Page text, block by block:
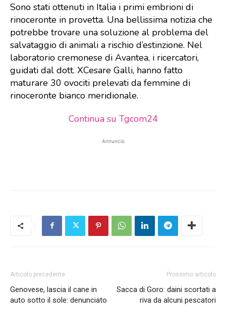
Sono stati ottenuti in Italia i primi embrioni di
rinoceronte in provetta. Una bellissima notizia che
potrebbe trovare una soluzione al problema del
salvataggio di animali a rischio d’estinzione. Nel
laboratorio cremonese di Avantea, i ricercatori,
guidati dal dott. XCesare Galli, hanno fatto
maturare 30 ovociti prelevati da femmine di
rinoceronte bianco meridionale.
Continua su Tgcom24
Annuncio
Articolo precedente
Genovese, lascia il cane in
auto sotto il sole: denunciato
Prossimo articolo
Sacca di Goro: daini scortati a
riva da alcuni pescatori